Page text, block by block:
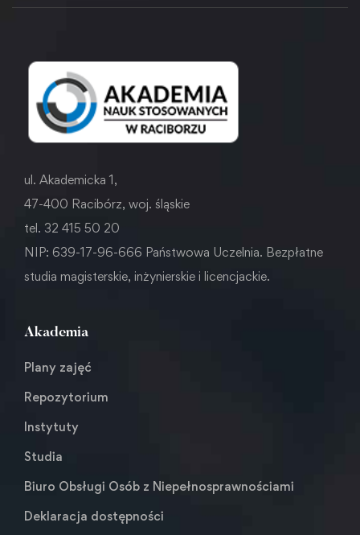
ul. Akademicka 1,
47-400 Racibórz, woj. śląskie
tel. 32 415 50 20
NIP: 639-17-96-666 Państwowa Uczelnia. Bezpłatne
studia magisterskie, inżynierskie i licencjackie.
Akademia
Plany zajęć
Repozytorium
Instytuty
Studia
Biuro Obsługi Osób z Niepełnosprawnościami
Deklaracja dostępności